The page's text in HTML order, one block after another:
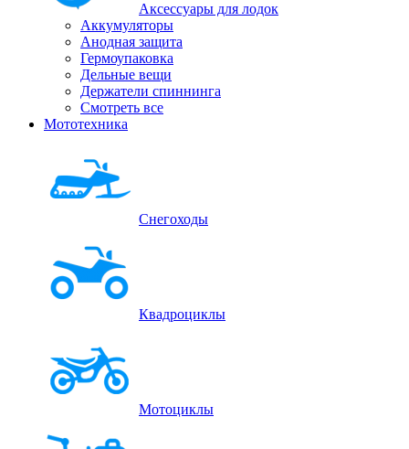
Аксессуары для лодок
Аккумуляторы
Анодная защита
Гермоупаковка
Дельные вещи
Держатели спиннинга
Смотреть все
Мототехника
Снегоходы
Квадроциклы
Мотоциклы